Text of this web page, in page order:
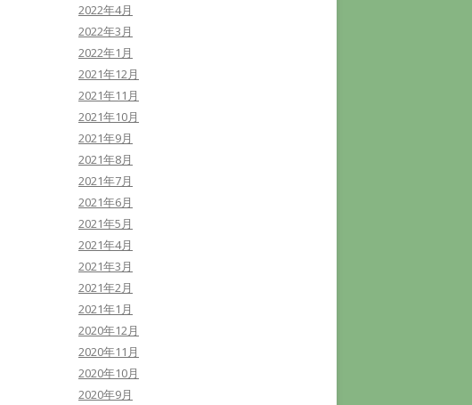
2022年4月
2022年3月
2022年1月
2021年12月
2021年11月
2021年10月
2021年9月
2021年8月
2021年7月
2021年6月
2021年5月
2021年4月
2021年3月
2021年2月
2021年1月
2020年12月
2020年11月
2020年10月
2020年9月